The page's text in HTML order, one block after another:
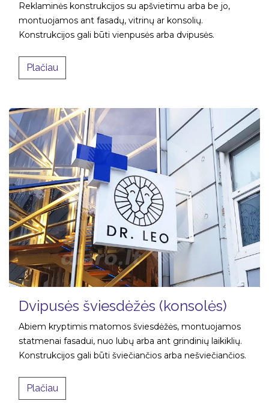
Reklaminės konstrukcijos su apšvietimu arba be jo,
montuojamos ant fasadų, vitrinų ar konsolių.
Konstrukcijos gali būti vienpusės arba dvipusės.​
Plačiau
Dvipusės šviesdėžės (konsolės)
Abiem kryptimis matomos šviesdėžės, montuojamos
statmenai fasadui, nuo lubų arba ant grindinių laikiklių.
Konstrukcijos gali būti šviečiančios arba nešviečiančios.​
Plačiau